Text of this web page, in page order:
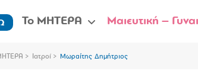
Το ΜΗΤΕΡΑ Μαιευτική –
Ιατροί Μωραίτης Δημήτριος